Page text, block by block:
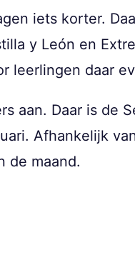
iets korter.
y León en
leerlingen daar
aan. Daar is de
Afhankelijk
de maand.